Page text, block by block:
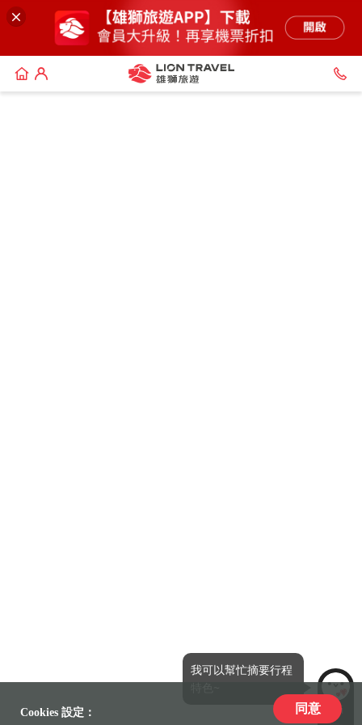
LiLi
我可以幫忙摘要行程
Cookies 設定： 同意